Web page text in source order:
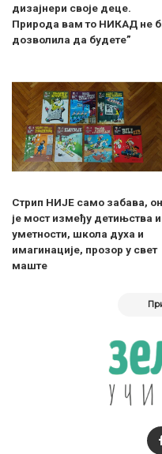
дизајнери своје деце.
Природа вам то НИКАД не
дозволила да будете”
Стрип НИЈЕ само забава, он
је мост између детињства и
уметности, школа духа и
имагинације, прозор у свет
маште